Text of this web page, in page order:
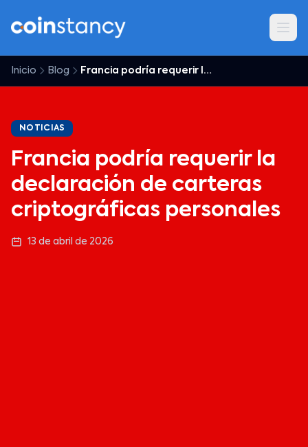
Inicio Blog Francia podría requerir la declaración de carteras criptográficas personales
NOTICIAS
Francia podría requerir la
declaración de carteras
criptográficas personales
13 de abril de 2026